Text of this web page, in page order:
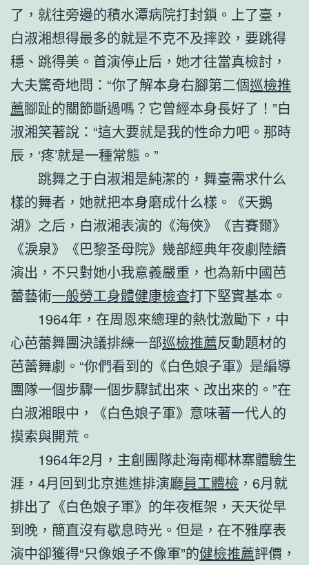
了，就往旁邊的積水潭病院打封鎖。上了臺，
白淑湘想得最多的就是不克不及摔跤，要跳得
穩、跳得美。首演停止后，她才往當真檢討，
大夫驚奇地問：“你了解本身右腳第二個巡檢推
薦腳趾的關節斷過嗎？它曾經本身長好了！”白
淑湘笑著說：“這大要就是我的性命力吧。那時
辰，‘疼’就是一種常態。”
跳舞之于白淑湘是純潔的，舞臺需求什么
樣的舞者，她就把本身磨成什么樣。《天鵝
湖》之后，白淑湘表演的《海俠》《吉賽爾》
《淚泉》《巴黎圣母院》幾部經典年夜劇陸續
演出，不只對她小我意義嚴重，也為新中國芭
蕾藝術一般勞工身體健康檢查打下堅實基本。
1964年，在周恩來總理的熱忱激勵下，中
心芭蕾舞團決議排練一部巡檢推薦反動題材的
芭蕾舞劇。“你們看到的《白色娘子軍》是編導
團隊一個步驟一個步驟試出來、改出來的。”在
白淑湘眼中，《白色娘子軍》意味著一代人的
摸索與開荒。
1964年2月，主創團隊赴海南椰林寨體驗生
涯，4月回到北京進進排演廳員工體檢 ，6月就
排出了《白色娘子軍》的年夜框架，天天從早
到晚，簡直沒有歇息時光。但是，在不雅摩表
演中卻獲得“只像娘子不像軍”的健檢推薦評價，